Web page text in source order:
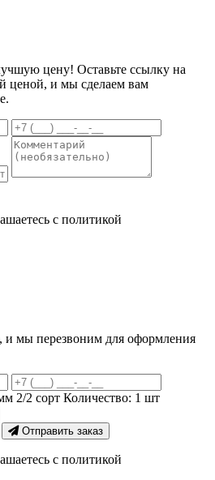
цену! Оставьте ссылку на
ценой, и мы сделаем вам
с политикой
и мы перезвоним для оформления
2/2 сорт Количество: 1 шт
Отправить заказ
с политикой